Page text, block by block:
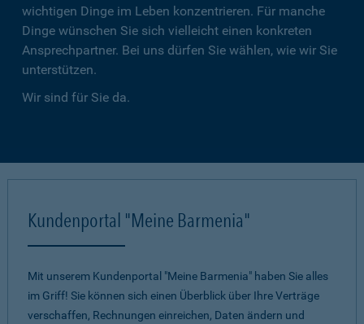
wichtigen Dinge im Leben konzentrieren. Für manche
Dinge wünschen Sie sich vielleicht einen konkreten
Ansprechpartner. Bei uns dürfen Sie wählen, wie wir Sie
unterstützen.
Wir sind für Sie da.
Kundenportal "Meine Barmenia"
Mit unserem Kundenportal "Meine Barmenia" haben Sie alles
im Griff! Sie können sich einen Überblick über Ihre Verträge
verschaffen, Rechnungen einreichen, Daten ändern und